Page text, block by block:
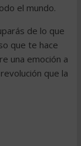
el mundo.
de lo que
que te hace
una emoción a
que la